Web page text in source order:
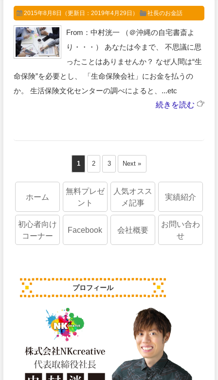
2015年8月8日 （更新日：2019年4月29日） 社長のお金話
From：中村洸一 （＠沖縄の自宅書斎よ
り・・・） あなたは今まで、 不思議に思
ったことはありませんか？ なぜ人間は“生
命保険”を必要とし、 「生命保険会社」にお金を払うの
か。 生活保険文化センターの調べによると、...etc
続きを読む
1 2 3 Next »
ホーム
無料プレゼ
ント
人気オスス
メ記事
実績紹介
初心者向け
コーナー
Facebook 会社概要
お問い合わ
せ
プロフィール